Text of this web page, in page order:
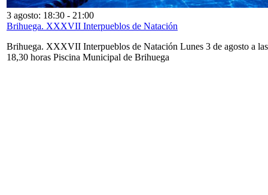
3 agosto: 18:30 - 21:00
Brihuega. XXXVII Interpueblos de Natación
Brihuega. XXXVII Interpueblos de Natación Lunes 3 de agosto a las
18,30 horas Piscina Municipal de Brihuega